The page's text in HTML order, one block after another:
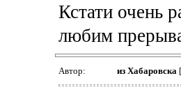
Кстати очень
любим
Автор: из Хабаровска